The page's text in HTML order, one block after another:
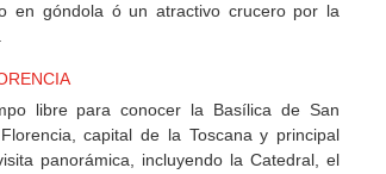
en góndola ó un atractivo crucero por la
libre para conocer la Basílica de San
capital de la Toscana y principal
panorámica, incluyendo la Catedral, el